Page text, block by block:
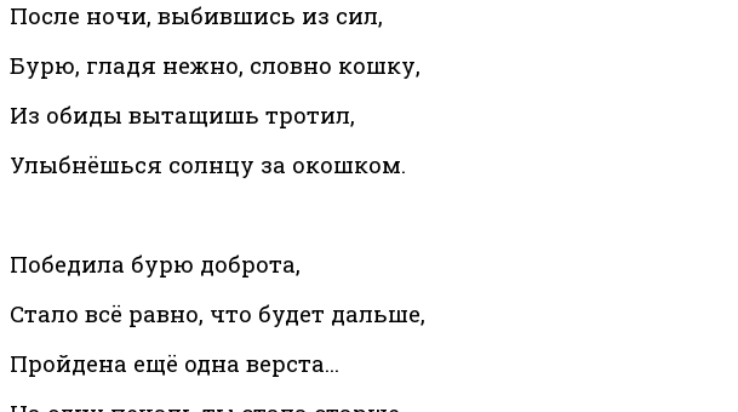
После ночи, выбившись из сил,
Бурю, гладя нежно, словно кошку,
Из обиды вытащишь тротил,
Улыбнёшься солнцу за окошком.
Победила бурю доброта,
Стало всё равно, что будет дальше,
Пройдена ещё одна верста...